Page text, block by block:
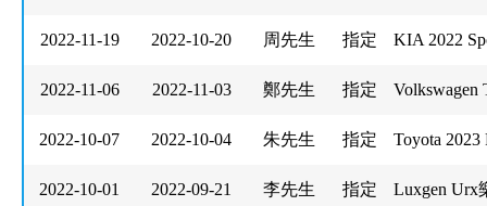
2022-11-19 2022-10-20 周先生 指定 KIA 2022
2022-11-06 2022-11-03 鄭先生 指定 Volkswagen
2022-10-07 2022-10-04 朱先生 指定 Toyota 2023
2022-10-01 2022-09-21 李先生 指定 Luxgen Urx